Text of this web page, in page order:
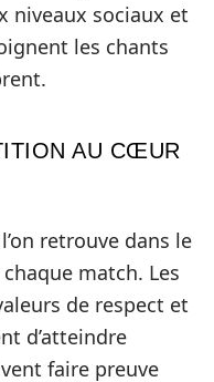
niveaux sociaux et
les chants
AU CŒUR
retrouve dans le
match. Les
de respect et
d’atteindre
faire preuve